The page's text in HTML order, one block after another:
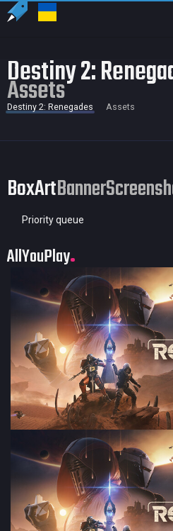
Destiny 2:
Assets
Destiny 2: Renegades Assets
BoxArtBanner
Priority queue
AllYouPlay